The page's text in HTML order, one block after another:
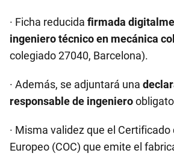
· Ficha reducida firmada
ingeniero técnico en mecánica
colegiado 27040, Barcelona).
· Además, se adjuntará una
responsable de ingeniero
· Misma validez que el
Europeo (COC) que emite el